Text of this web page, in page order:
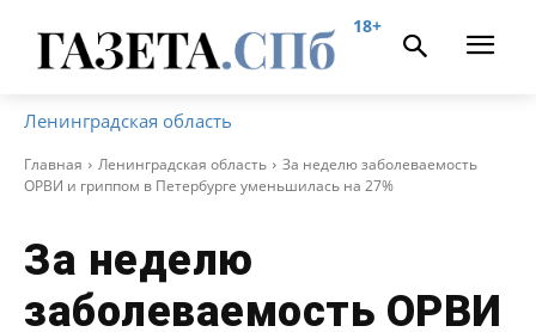
18+
Ленинградская область
Главная Ленинградская область
За неделю заболеваемость
ОРВИ и гриппом в Петербурге уменьшилась на 27%
За неделю
заболеваемость ОРВИ